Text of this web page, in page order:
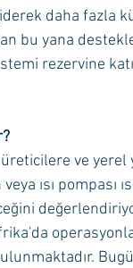
daha fazla
bu yana
rezervine
ve yerel
ısı pompası